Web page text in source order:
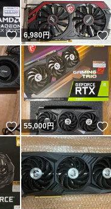
いいね！
6,980円
いいね！
55,000円